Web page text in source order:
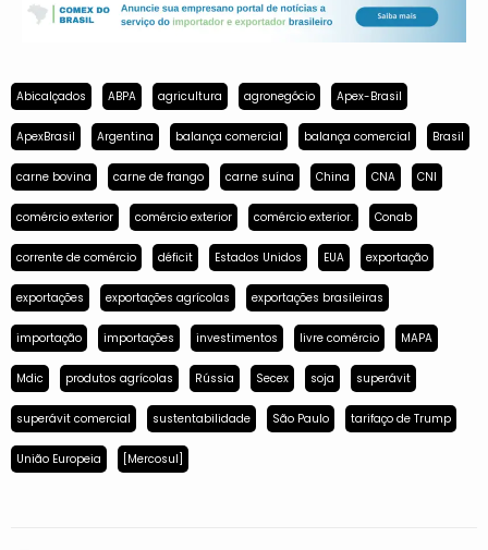
Abicalçados ABPA agricultura agronegócio Apex-Brasil
ApexBrasil Argentina balança comercial balança comercial Brasil
carne bovina carne de frango carne suína China CNA CNI
comércio exterior comércio exterior comércio exterior. Conab
corrente de comércio déficit Estados Unidos EUA exportação
exportações exportações agrícolas exportações brasileiras
importação importações investimentos livre comércio MAPA
Mdic produtos agrícolas Rússia Secex soja superávit
superávit comercial sustentabilidade São Paulo tarifaço de Trump
União Europeia [Mercosul]